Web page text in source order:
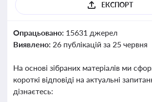
ЕКСПОРТ
Опрацьовано: 15631 джерел
Виявлено: 26 публікацій за 25 червня
На основі зібраних матеріалів ми
короткі відповіді на актуальні
дізнаєтесь: